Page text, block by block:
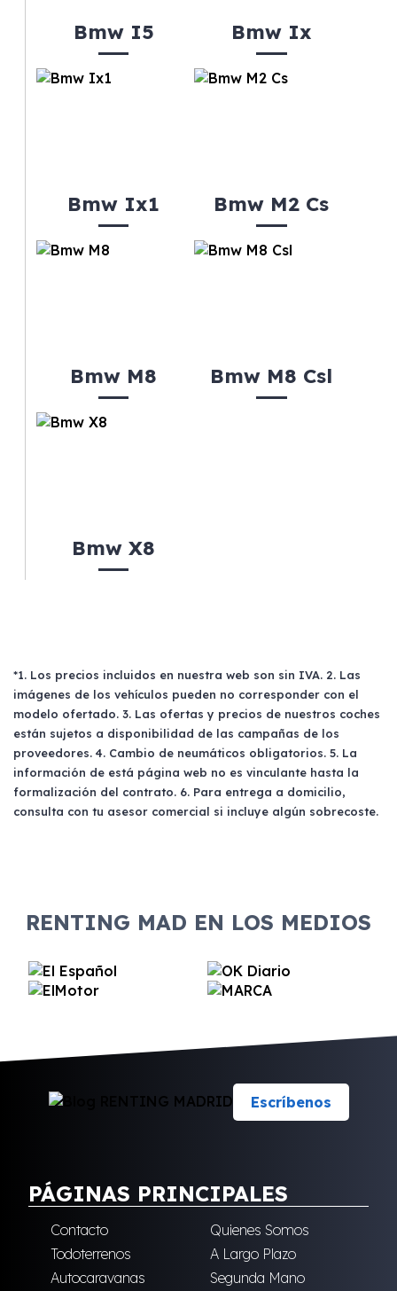
Bmw I5 Bmw Ix
Bmw Ix1 Bmw M2 Cs
Bmw M8 Bmw M8 Csl
Bmw X8
*1. Los precios incluidos en nuestra web son sin IVA. 2. Las
imágenes de los vehículos pueden no corresponder con el
modelo ofertado. 3. Las ofertas y precios de nuestros coches
están sujetos a disponibilidad de las campañas de los
proveedores. 4. Cambio de neumáticos obligatorios. 5. La
información de está página web no es vinculante hasta la
formalización del contrato. 6. Para entrega a domicilio,
consulta con tu asesor comercial si incluye algún sobrecoste.
RENTING MAD EN LOS MEDIOS
Escríbenos
PÁGINAS PRINCIPALES
Contacto
Quienes Somos
Todoterrenos
A Largo Plazo
Autocaravanas
Segunda Mano